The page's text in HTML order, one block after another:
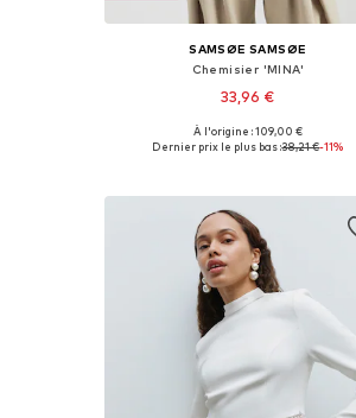
SAMSØE SAMSØE
Chemisier 'MINA'
33,96 €
Tailles disponibles: XS, S
À l'origine : 109,00 €
Dernier prix le plus bas :38,21 €-11%